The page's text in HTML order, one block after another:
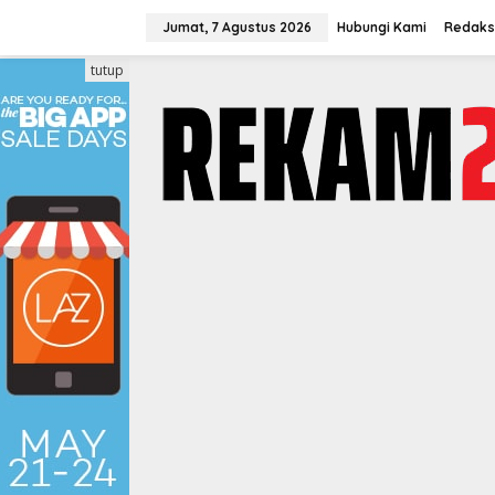
konten
Jumat, 7 Agustus 2026 Hubungi Kami
tutup